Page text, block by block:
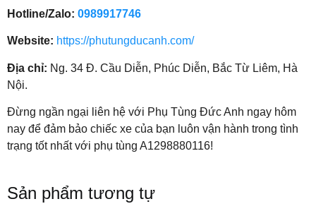
Hotline/Zalo: 0989917746
Website: https://phutungducanh.com/
Địa chỉ: Ng. 34 Đ. Cầu Diễn, Phúc Diễn, Bắc Từ Liêm, Hà
Nội.
Đừng ngần ngại liên hệ với Phụ Tùng Đức Anh ngay hôm
nay để đảm bảo chiếc xe của bạn luôn vận hành trong tình
trạng tốt nhất với phụ tùng A1298880116!
Sản phẩm tương tự